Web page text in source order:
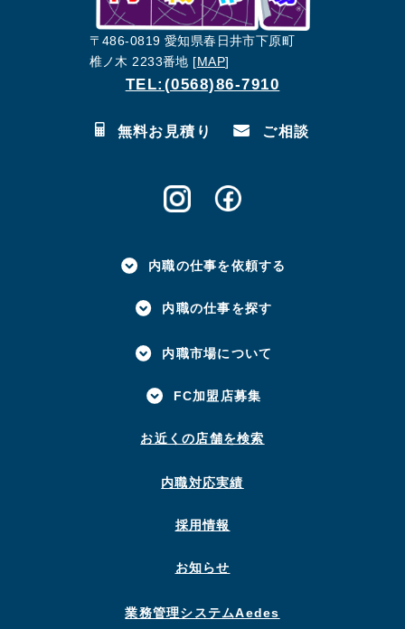
〒486-0819 愛知県春日井市下原町
椎ノ木 2233番地 [MAP]
TEL:(0568)86-7910
無料お見積り ご相談
内職の仕事を依頼する
内職の仕事を探す
内職市場について
FC加盟店募集
お近くの店舗を検索
内職対応実績
採用情報
お知らせ
業務管理システムAedes